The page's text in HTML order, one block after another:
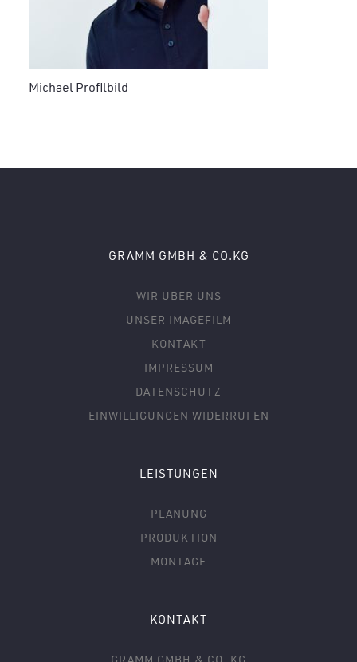
Michael Profilbild
GRAMM GMBH & CO.KG
WIR ÜBER UNS
UNSER IMAGEFILM
KONTAKT
IMPRESSUM
DATENSCHUTZ
EINWILLIGUNGEN WIDERRUFEN
LEISTUNGEN
PLANUNG
PRODUKTION
MONTAGE
KONTAKT
GRAMM GMBH & CO. KG